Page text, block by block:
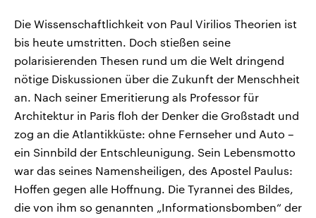
Die Wissenschaftlichkeit von Paul Virilios Theorien ist
bis heute umstritten. Doch stießen seine
polarisierenden Thesen rund um die Welt dringend
nötige Diskussionen über die Zukunft der Menschheit
an. Nach seiner Emeritierung als Professor für
Architektur in Paris floh der Denker die Großstadt und
zog an die Atlantikküste: ohne Fernseher und Auto –
ein Sinnbild der Entschleunigung. Sein Lebensmotto
war das seines Namensheiligen, des Apostel Paulus:
Hoffen gegen alle Hoffnung. Die Tyrannei des Bildes,
die von ihm so genannten „Informationsbomben“ der